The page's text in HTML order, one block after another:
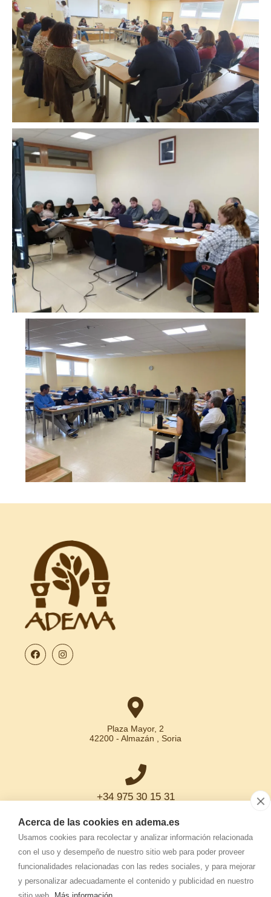
Acerca de las cookies en adema.es
Usamos cookies para recolectar y analizar información relacionada
con el uso y desempeño de nuestro sitio web para poder proveer
funcionalidades relacionadas con las redes sociales, y para mejorar
y personalizar adecuadamente el contenido y publicidad en nuestro
Plaza Mayor, 2
42200 - Almazán , Soria
+34 975 30 15 31
info.adema@adema.es